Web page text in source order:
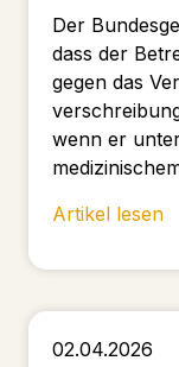
Der
dass der
gegen das
wenn er
Artikel lesen
02.04.2026